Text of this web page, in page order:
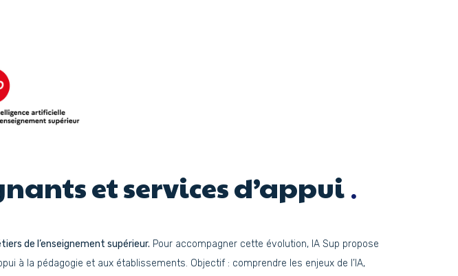
et services d’appui
de l’enseignement supérieur. Pour accompagner cette évolution, IA Sup propose
à la pédagogie et aux établissements. Objectif : comprendre les enjeux de l’IA,